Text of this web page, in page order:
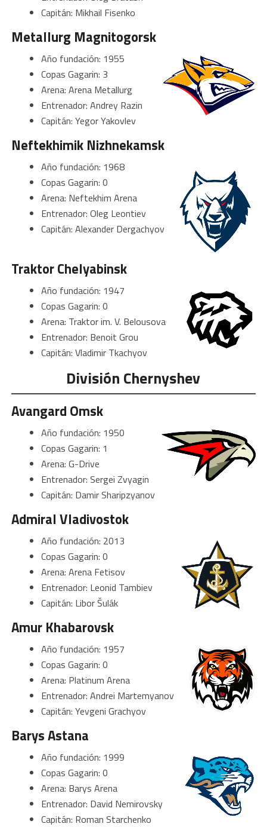
Capitán: Mikhail Fisenko
Metallurg Magnitogorsk
Año fundación: 1955
Copas Gagarin: 3
Arena: Arena Metallurg
Entrenador: Andrey Razin
Capitán: Yegor Yakovlev
Neftekhimik Nizhnekamsk
Año fundación: 1968
Copas Gagarin: 0
Arena: Neftekhim Arena
Entrenador: Oleg Leontiev
Capitán: Alexander Dergachyov
Traktor Chelyabinsk
Año fundación: 1947
Copas Gagarin: 0
Arena: Traktor im. V. Belousova
Entrenador: Benoit Grou
Capitán: Vladimir Tkachyov
División Chernyshev
Avangard Omsk
Año fundación: 1950
Copas Gagarin: 1
Arena: G-Drive
Entrenador: Sergei Zvyagin
Capitán: Damir Sharipzyanov
Admiral Vladivostok
Año fundación: 2013
Copas Gagarin: 0
Arena: Arena Fetisov
Entrenador: Leonid Tambiev
Capitán: Libor Šulák
Amur Khabarovsk
Año fundación: 1957
Copas Gagarin: 0
Arena: Platinum Arena
Entrenador: Andrei Martemyanov
Capitán: Yevgeni Grachyov
Barys Astana
Año fundación: 1999
Copas Gagarin: 0
Arena: Barys Arena
Entrenador: David Nemirovsky
Capitán: Roman Starchenko